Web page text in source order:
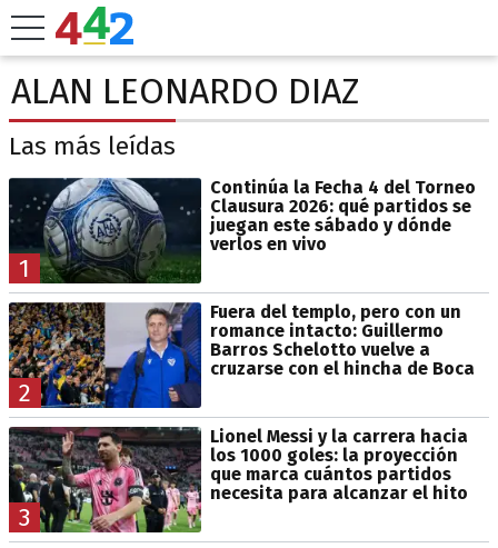
ALAN LEONARDO DIAZ
Las más leídas
1
Continúa la Fecha 4 del Torneo
Clausura 2026: qué partidos se
juegan este sábado y dónde
verlos en vivo
2
Fuera del templo, pero con un
romance intacto: Guillermo
Barros Schelotto vuelve a
cruzarse con el hincha de Boca
3
Lionel Messi y la carrera hacia
los 1000 goles: la proyección
que marca cuántos partidos
necesita para alcanzar el hito